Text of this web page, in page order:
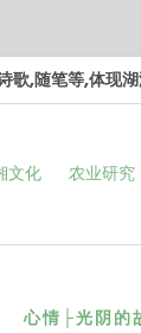
,随笔等,体现
文化 农业研究
心情├光阴的